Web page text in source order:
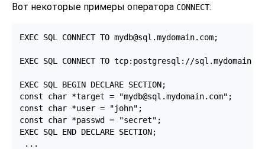
Вот некоторые примеры оператора CONNECT:
EXEC SQL CONNECT TO mydb@sql.mydomain.com;
EXEC SQL CONNECT TO tcp:postgresql://
EXEC SQL BEGIN DECLARE SECTION;
const char *target = "mydb@sql.mydomain.com";
const char *user = "john";
const char *passwd = "secret";
EXEC SQL END DECLARE SECTION;
...